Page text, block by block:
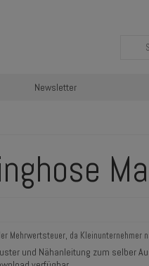
Newsletter
Mehrwertsteuer, da Kleinunternehmer
und Nähanleitung zum selber